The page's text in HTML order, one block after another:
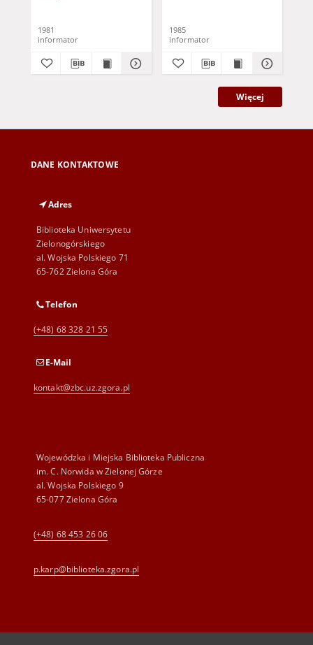
1981
informator
1985
informator
Więcej
DANE KONTAKTOWE
Adres
Biblioteka Uniwersytetu
Zielonogórskiego
al. Wojska Polskiego 71
65-762 Zielona Góra
Telefon
(+48) 68 328 21 55
E-Mail
kontakt@zbc.uz.zgora.pl
Wojewódzka i Miejska Biblioteka Publiczna
im. C. Norwida w Zielonej Górze
al. Wojska Polskiego 9
65-077 Zielona Góra
(+48) 68 453 26 06
p.karp@biblioteka.zgora.pl